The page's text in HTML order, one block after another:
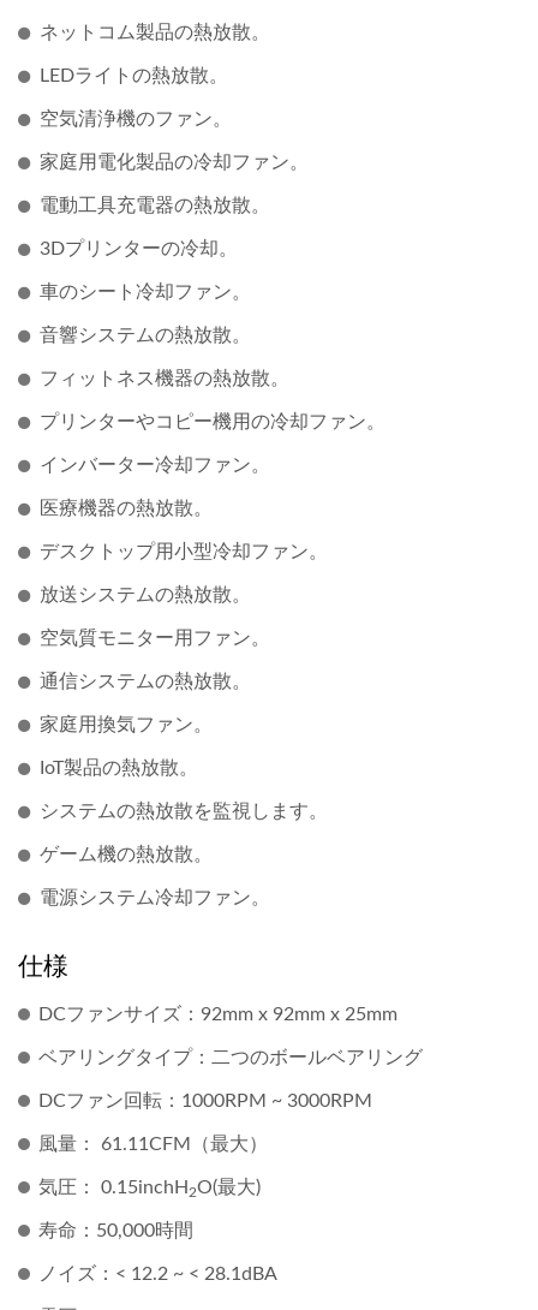
ネットコム製品の熱放散。
LEDライトの熱放散。
空気清浄機のファン。
家庭用電化製品の冷却ファン。
電動工具充電器の熱放散。
3Dプリンターの冷却。
車のシート冷却ファン。
音響システムの熱放散。
フィットネス機器の熱放散。
プリンターやコピー機用の冷却ファン。
インバーター冷却ファン。
医療機器の熱放散。
デスクトップ用小型冷却ファン。
放送システムの熱放散。
空気質モニター用ファン。
通信システムの熱放散。
家庭用換気ファン。
IoT製品の熱放散。
システムの熱放散を監視します。
ゲーム機の熱放散。
電源システム冷却ファン。
仕様
DCファンサイズ：92mm x 92mm x 25mm
ベアリングタイプ：二つのボールベアリング
DCファン回転：1000RPM ~ 3000RPM
風量： 61.11CFM（最大）
気圧： 0.15inchH 2O(最大)
寿命：50,000時間
ノイズ：< 12.2 ~ < 28.1dBA